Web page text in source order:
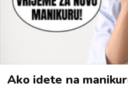
Ako idete na